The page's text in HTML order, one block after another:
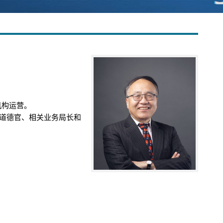
运营。
德官、相关业务局长和